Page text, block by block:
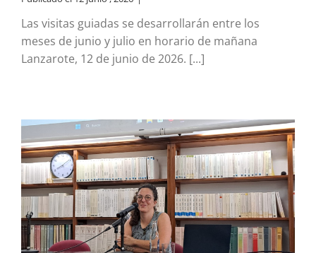
Las visitas guiadas se desarrollarán entre los
meses de junio y julio en horario de mañana
Lanzarote, 12 de junio de 2026. [...]